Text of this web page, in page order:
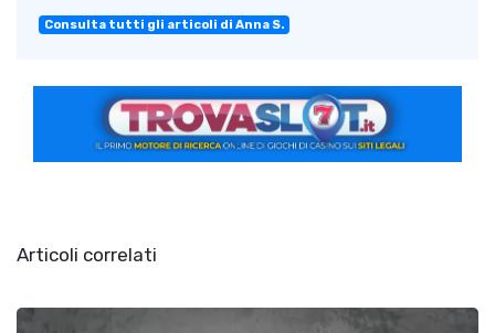
Consulta tutti gli articoli di Anna S.
Articoli correlati